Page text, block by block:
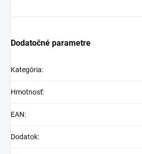
Dodatočné parametre
Kategória:
Hmotnosť:
EAN:
Dodatok: